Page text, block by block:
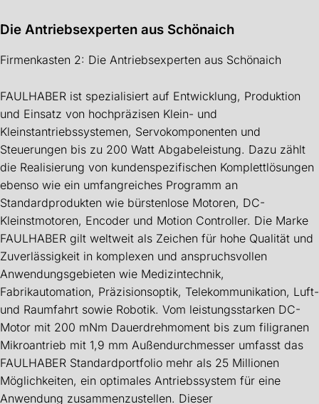
Die Antriebsexperten aus Schönaich
Firmenkasten 2: Die Antriebsexperten aus Schönaich
FAULHABER ist spezialisiert auf Entwicklung, Produktion
und Einsatz von hochpräzisen Klein- und
Kleinstantriebssystemen, Servokomponenten und
Steuerungen bis zu 200 Watt Abgabeleistung. Dazu zählt
die Realisierung von kundenspezifischen Komplettlösungen
ebenso wie ein umfangreiches Programm an
Standardprodukten wie bürstenlose Motoren, DC-
Kleinstmotoren, Encoder und Motion Controller. Die Marke
FAULHABER gilt weltweit als Zeichen für hohe Qualität und
Zuverlässigkeit in komplexen und anspruchsvollen
Anwendungsgebieten wie Medizintechnik,
Fabrikautomation, Präzisionsoptik, Telekommunikation, Luft-
und Raumfahrt sowie Robotik. Vom leistungsstarken DC-
Motor mit 200 mNm Dauerdrehmoment bis zum filigranen
Mikroantrieb mit 1,9 mm Außendurchmesser umfasst das
FAULHABER Standardportfolio mehr als 25 Millionen
Möglichkeiten, ein optimales Antriebssystem für eine
Anwendung zusammenzustellen. Dieser